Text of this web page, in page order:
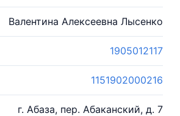
Валентина Алексеевна Лысенко
1905012117
1151902000216
г. Абаза, пер. Абаканский, д. 7